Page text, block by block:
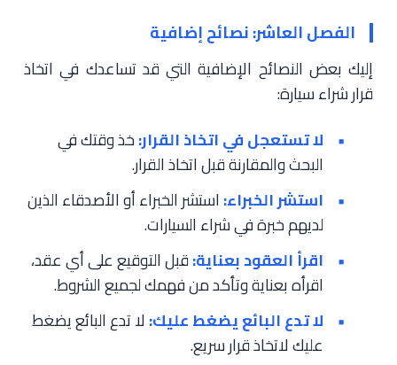
الفصل العاشر: نصائح إضافية
إليك بعض النصائح الإضافية التي قد تساعدك في اتخاذ
قرار شراء سيارة:
لا تستعجل في اتخاذ القرار:خذ وقتك في
البحث والمقارنة قبل اتخاذ القرار.
استشر الخبراء: استشر الخبراء أو الأصدقاء الذين
لديهم خبرة في شراء السيارات.
اقرأ العقود بعناية:قبل التوقيع على أي عقد،
اقرأه بعناية وتأكد من فهمك لجميع الشروط.
لا تدع البائع يضغط عليك: لا تدع البائع يضغط
عليك لاتخاذ قرار سريع.